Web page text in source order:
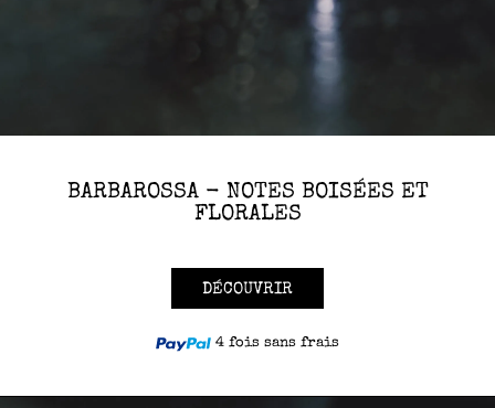
BARBAROSSA - NOTES BOISÉES ET
FLORALES
DÉCOUVRIR
4 fois sans frais